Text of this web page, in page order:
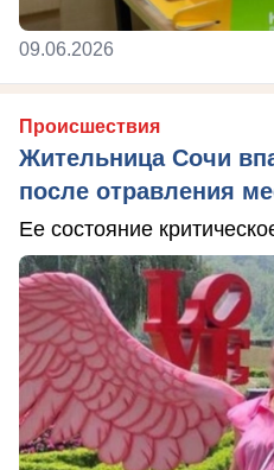
09.06.2026
Происшествия
Жительница Сочи
после отравления
Ее состояние